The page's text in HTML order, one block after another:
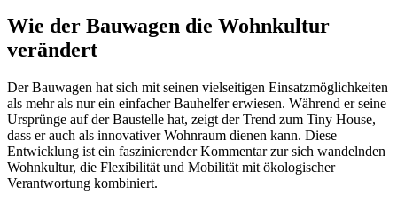
Wie der Bauwagen die Wohnkultur
verändert
Der Bauwagen hat sich mit seinen vielseitigen Einsatzmöglichkeiten
als mehr als nur ein einfacher Bauhelfer erwiesen. Während er seine
Ursprünge auf der Baustelle hat, zeigt der Trend zum Tiny House,
dass er auch als innovativer Wohnraum dienen kann. Diese
Entwicklung ist ein faszinierender Kommentar zur sich wandelnden
Wohnkultur, die Flexibilität und Mobilität mit ökologischer
Verantwortung kombiniert.